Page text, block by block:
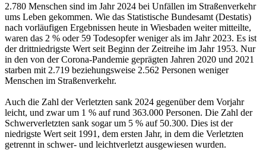
2.780 Menschen sind im Jahr 2024 bei Unfällen im Straßenverkehr
ums Leben gekommen. Wie das Statistische Bundesamt (Destatis)
nach vorläufigen Ergebnissen heute in Wiesbaden weiter mitteilte,
waren das 2 % oder 59 Todesopfer weniger als im Jahr 2023. Es ist
der drittniedrigste Wert seit Beginn der Zeitreihe im Jahr 1953. Nur
in den von der Corona-Pandemie geprägten Jahren 2020 und 2021
starben mit 2.719 beziehungsweise 2.562 Personen weniger
Menschen im Straßenverkehr.
Auch die Zahl der Verletzten sank 2024 gegenüber dem Vorjahr
leicht, und zwar um 1 % auf rund 363.000 Personen. Die Zahl der
Schwerverletzten sank sogar um 5 % auf 50.300. Dies ist der
niedrigste Wert seit 1991, dem ersten Jahr, in dem die Verletzten
getrennt in schwer- und leichtverletzt ausgewiesen wurden.